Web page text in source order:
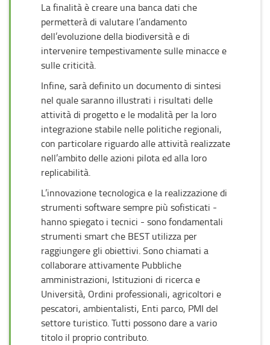
La finalità è creare una banca dati che
permetterà di valutare l’andamento
dell’evoluzione della biodiversità e di
intervenire tempestivamente sulle minacce e
sulle criticità.
Infine, sarà definito un documento di sintesi
nel quale saranno illustrati i risultati delle
attività di progetto e le modalità per la loro
integrazione stabile nelle politiche regionali,
con particolare riguardo alle attività realizzate
nell’ambito delle azioni pilota ed alla loro
replicabilità.
L’innovazione tecnologica e la realizzazione di
strumenti software sempre più sofisticati -
hanno spiegato i tecnici - sono fondamentali
strumenti smart che BEST utilizza per
raggiungere gli obiettivi. Sono chiamati a
collaborare attivamente Pubbliche
amministrazioni, Istituzioni di ricerca e
Università, Ordini professionali, agricoltori e
pescatori, ambientalisti, Enti parco, PMI del
settore turistico. Tutti possono dare a vario
titolo il proprio contributo.